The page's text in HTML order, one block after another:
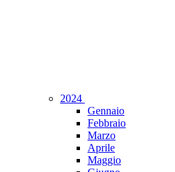
2024
Gennaio
Febbraio
Marzo
Aprile
Maggio